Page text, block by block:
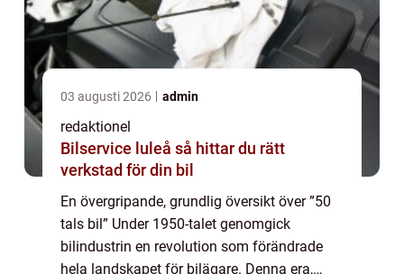
03 augusti 2026 admin
redaktionel
Bilservice luleå så hittar du rätt
verkstad för din bil
En övergripande, grundlig översikt över ”50
tals bil” Under 1950-talet genomgick
bilindustrin en revolution som förändrade
hela landskapet för bilägare. Denna era,